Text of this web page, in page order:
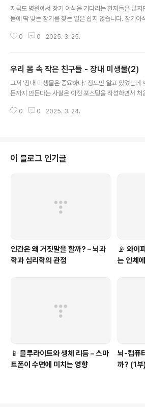
지금도 병원에서 장기 이식을 기다리는 환자들은 많지
몸에 딱 맞는 장기를 찾는 일은 쉽지 않습니다. 장기이
의 수는 한정되어 있는데다 면역 거부반응이나 이식 후
oengineering) 기술이 빠르게 발전하고 있습니다.
용한 장기 제작, 생체이식 기술 등이 바이오와 접목하
고 있습니다. 이번 글에서는 인공 장기가 무엇인지,
0 0 2025. 3. 25.
우리 몸 속 작은 친구들 - 장내 미생물(2)
그저 '장내 미생물은 중요하다.' 정도만 알고 있었는데
몬까지 만든다는 사실은 이전 포스팅을 작성하면서 처
는데 말이죠. 장 건강을 신경써야하는 제 입장에서는 크
위해서 필요한 방법에 대해서 알아보겠습니다.이전 포
마지막에 잠시 언급하기도 했던 장내 미생물과 필수로
명하겠습니다.1. 프로바이오틱스란? ..
0 0 2025. 3. 24.
이 블로그 인기글
인간은 왜 거짓말을 할까? – 뇌과
학과 심리학의 관점
📡 와이
는 인체
📱 블루라이트와 생체 리듬 – 스마
트폰이 수면에 미치는 영향
뇌-컴퓨
까? (1